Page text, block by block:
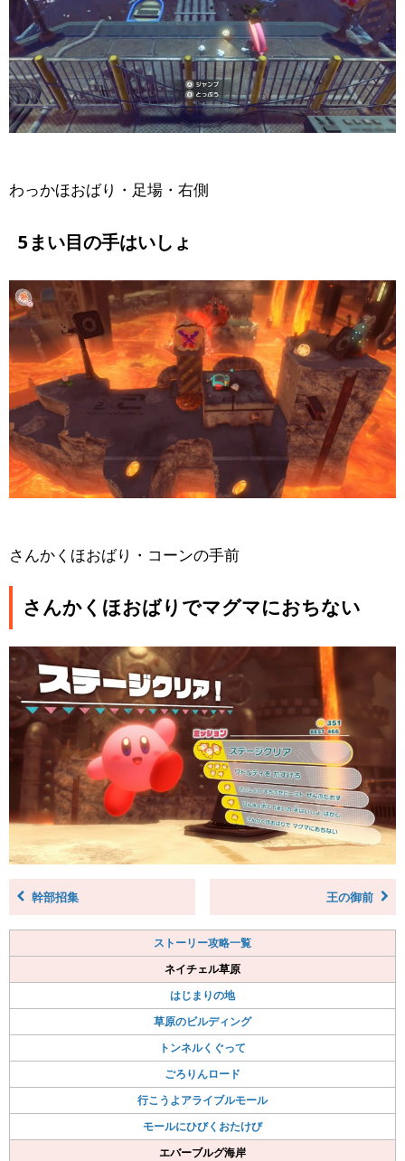
わっかほおばり・足場・右側
5まい目の手はいしょ
さんかくほおばり・コーンの手前
さんかくほおばりでマグマにおちない
幹部招集 王の御前
ストーリー攻略一覧
ネイチェル草原
はじまりの地
草原のビルディング
トンネルくぐって
ごろりんロード
行こうよアライブルモール
モールにひびくおたけび
エバーブルグ海岸